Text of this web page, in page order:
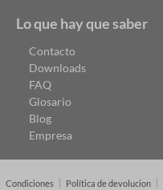
Lo que hay que saber
Contacto
Downloads
FAQ
Glosario
Blog
Empresa
Condiciones Política de devolucion